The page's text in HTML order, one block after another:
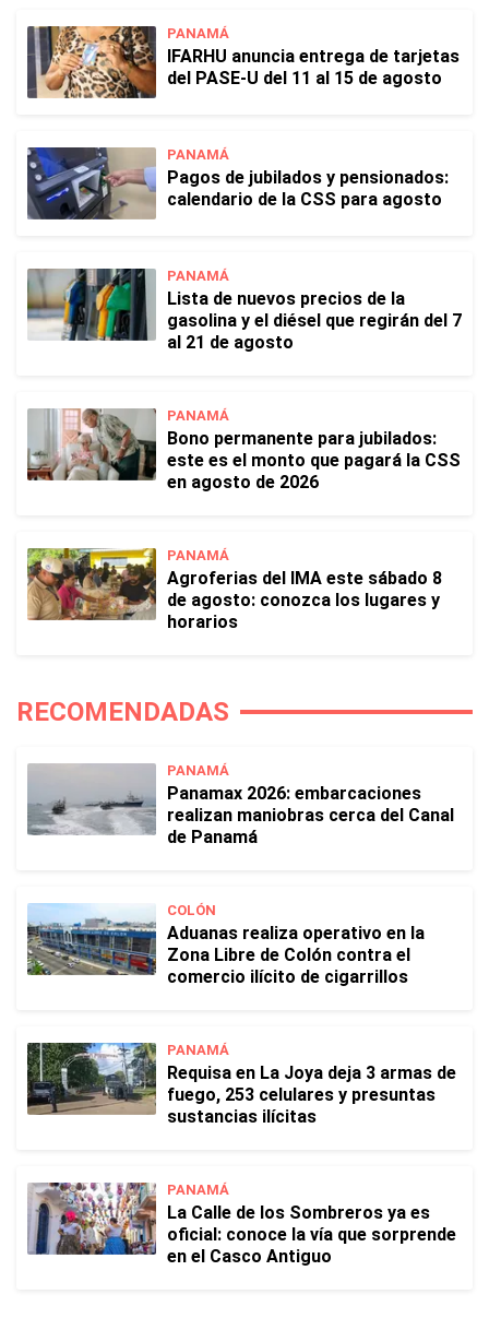
PANAMÁ
IFARHU anuncia entrega de tarjetas
del PASE-U del 11 al 15 de agosto
PANAMÁ
Pagos de jubilados y pensionados:
calendario de la CSS para agosto
PANAMÁ
Lista de nuevos precios de la
gasolina y el diésel que regirán del 7
al 21 de agosto
PANAMÁ
Bono permanente para jubilados:
este es el monto que pagará la CSS
en agosto de 2026
PANAMÁ
Agroferias del IMA este sábado 8
de agosto: conozca los lugares y
horarios
RECOMENDADAS
PANAMÁ
Panamax 2026: embarcaciones
realizan maniobras cerca del Canal
de Panamá
COLÓN
Aduanas realiza operativo en la
Zona Libre de Colón contra el
comercio ilícito de cigarrillos
PANAMÁ
Requisa en La Joya deja 3 armas de
fuego, 253 celulares y presuntas
sustancias ilícitas
PANAMÁ
La Calle de los Sombreros ya es
oficial: conoce la vía que sorprende
en el Casco Antiguo